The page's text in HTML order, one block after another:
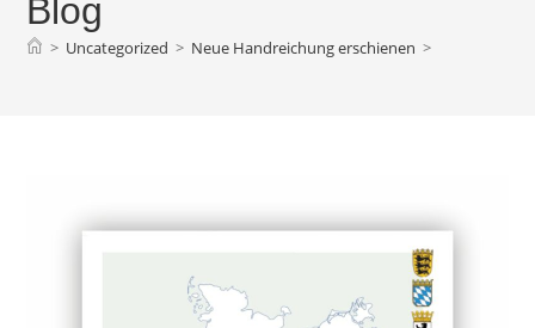
Blog
> Uncategorized > Neue Handreichung erschienen >